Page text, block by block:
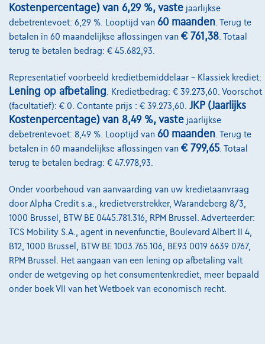
Kostenpercentage) van 6,29 %, vaste jaarlijkse
debetrentevoet: 6,29 %. Looptijd van 60 maanden . Terug te
betalen in 60 maandelijkse aflossingen van € 761,38 . Totaal
terug te betalen bedrag: € 45.682,93.
Representatief voorbeeld kredietbemiddelaar – Klassiek krediet:
Lening op afbetaling . Kredietbedrag: € 39.273,60. Voorschot
(facultatief): € 0. Contante prijs : € 39.273,60. JKP (Jaarlijks
Kostenpercentage) van 8,49 %, vaste jaarlijkse
debetrentevoet: 8,49 %. Looptijd van 60 maanden . Terug te
betalen in 60 maandelijkse aflossingen van € 799,65. Totaal
terug te betalen bedrag: € 47.978,93.
Onder voorbehoud van aanvaarding van uw kredietaanvraag
door Alpha Credit s.a., kredietverstrekker, Warandeberg 8/3,
1000 Brussel, BTW BE 0445.781.316, RPM Brussel. Adverteerder:
TCS Mobility S.A., agent in nevenfunctie, Boulevard Albert II 4,
B12, 1000 Brussel, BTW BE 1003.765.106, BE93 0019 6639 0767,
RPM Brussel. Het aangaan van een lening op afbetaling valt
onder de wetgeving op het consumentenkrediet, meer bepaald
onder boek VII van het Wetboek van economisch recht.
Word klant
Wie zijn we
Kwaliteitscharter
Onze dealers
Onze partners
Onze team
Contact
@2024 TCS Mobility SA/NV Copyright
Algemene Voorwaarden
Bijstandsvoorwaarden
Privacyverklaring
Cookiebeleid